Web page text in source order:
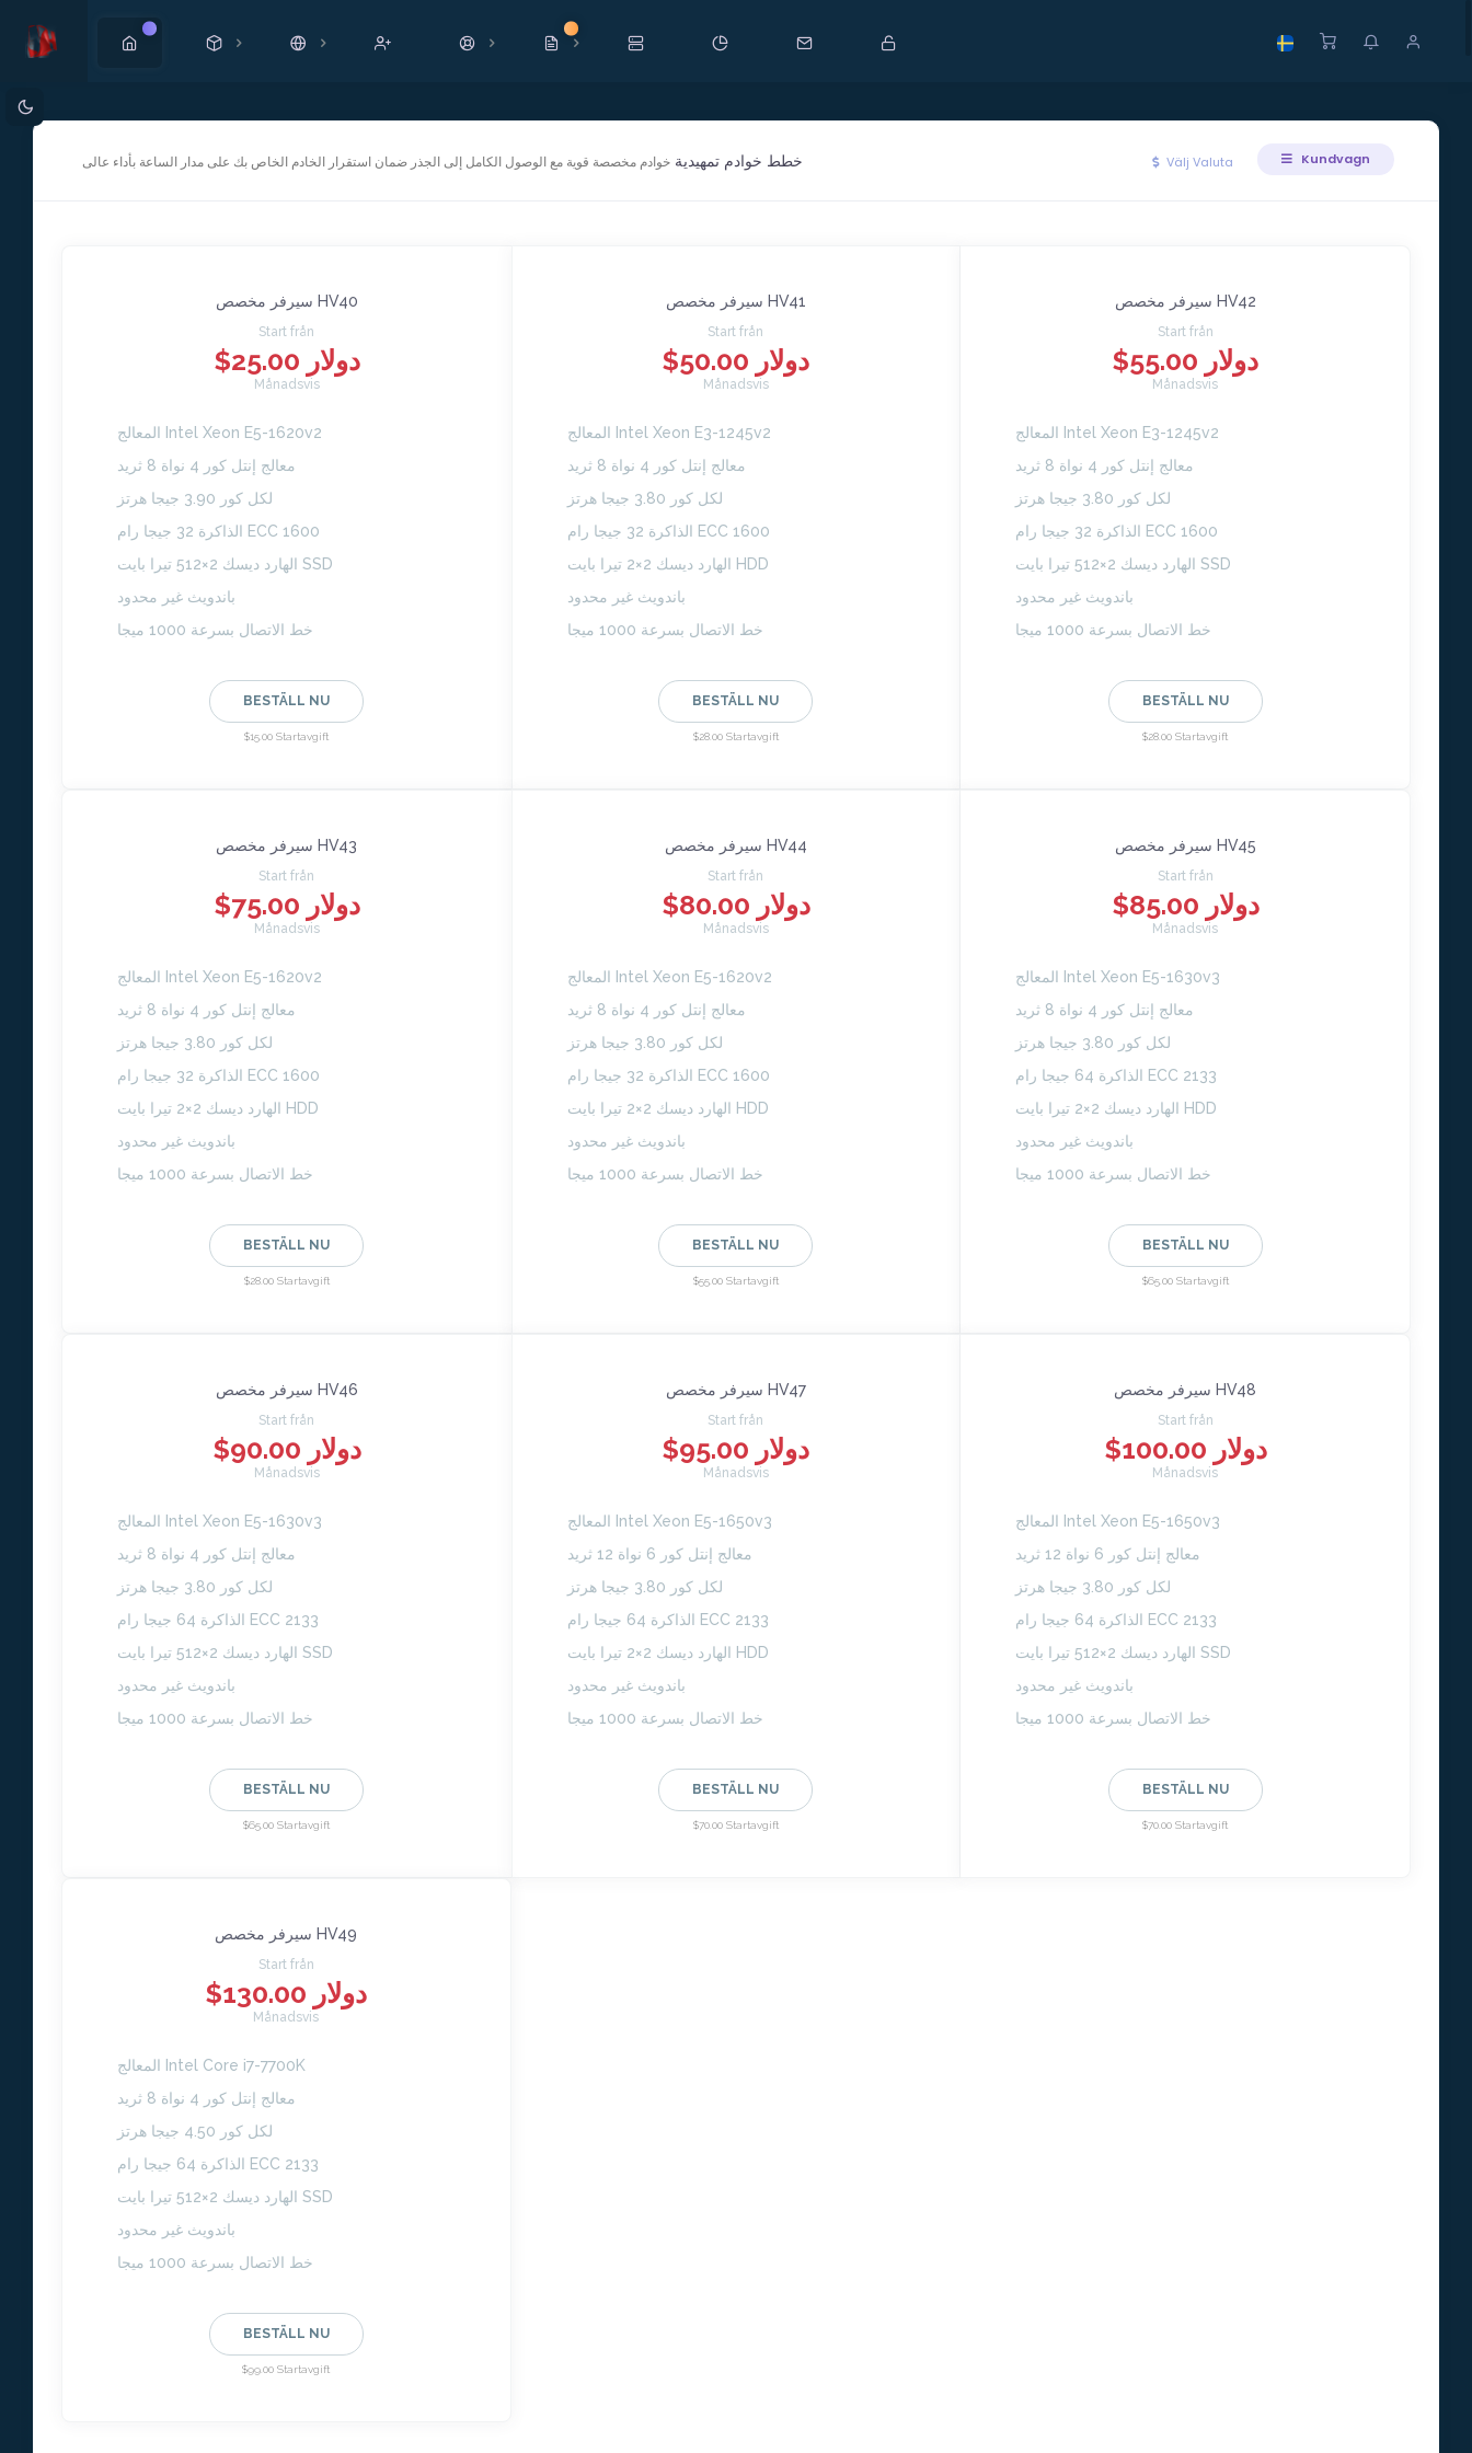
Ny Ny
خطط خوادم تمهيدية خوادم مخصصة قوية مع الوصول الكامل إلى الجذر ضمان استقرار الخادم الخاص بك على مدار الساعة بأداء عالى Välj Valuta Kundvagn
سيرفر مخصص HV40
Start från
$25.00 دولار
Månadsvis
المعالج Intel Xeon E5-1620v2
معالج إنتل كور 4 نواة 8 ثريد
لكل كور 3.90 جيجا هرتز
الذاكرة 32 جيجا رام ECC 1600
الهارد ديسك 2×512 تيرا بايت SSD
باندويث غير محدود
خط الاتصال بسرعة 1000 ميجا
BESTÄLL NU
$15.00 Startavgift
سيرفر مخصص HV41
Start från
$50.00 دولار
Månadsvis
المعالج Intel Xeon E3-1245v2
معالج إنتل كور 4 نواة 8 ثريد
لكل كور 3.80 جيجا هرتز
الذاكرة 32 جيجا رام ECC 1600
الهارد ديسك 2×2 تيرا بايت HDD
باندويث غير محدود
خط الاتصال بسرعة 1000 ميجا
BESTÄLL NU
$28.00 Startavgift
سيرفر مخصص HV42
Start från
$55.00 دولار
Månadsvis
المعالج Intel Xeon E3-1245v2
معالج إنتل كور 4 نواة 8 ثريد
لكل كور 3.80 جيجا هرتز
الذاكرة 32 جيجا رام ECC 1600
الهارد ديسك 2×512 تيرا بايت SSD
باندويث غير محدود
خط الاتصال بسرعة 1000 ميجا
BESTÄLL NU
$28.00 Startavgift
سيرفر مخصص HV43
Start från
$75.00 دولار
Månadsvis
المعالج Intel Xeon E5-1620v2
معالج إنتل كور 4 نواة 8 ثريد
لكل كور 3.80 جيجا هرتز
الذاكرة 32 جيجا رام ECC 1600
الهارد ديسك 2×2 تيرا بايت HDD
باندويث غير محدود
خط الاتصال بسرعة 1000 ميجا
BESTÄLL NU
$28.00 Startavgift
سيرفر مخصص HV44
Start från
$80.00 دولار
Månadsvis
المعالج Intel Xeon E5-1620v2
معالج إنتل كور 4 نواة 8 ثريد
لكل كور 3.80 جيجا هرتز
الذاكرة 32 جيجا رام ECC 1600
الهارد ديسك 2×2 تيرا بايت HDD
باندويث غير محدود
خط الاتصال بسرعة 1000 ميجا
BESTÄLL NU
$55.00 Startavgift
سيرفر مخصص HV45
Start från
$85.00 دولار
Månadsvis
المعالج Intel Xeon E5-1630v3
معالج إنتل كور 4 نواة 8 ثريد
لكل كور 3.80 جيجا هرتز
الذاكرة 64 جيجا رام ECC 2133
الهارد ديسك 2×2 تيرا بايت HDD
باندويث غير محدود
خط الاتصال بسرعة 1000 ميجا
BESTÄLL NU
$65.00 Startavgift
سيرفر مخصص HV46
Start från
$90.00 دولار
Månadsvis
المعالج Intel Xeon E5-1630v3
معالج إنتل كور 4 نواة 8 ثريد
لكل كور 3.80 جيجا هرتز
الذاكرة 64 جيجا رام ECC 2133
الهارد ديسك 2×512 تيرا بايت SSD
باندويث غير محدود
خط الاتصال بسرعة 1000 ميجا
BESTÄLL NU
$65.00 Startavgift
سيرفر مخصص HV47
Start från
$95.00 دولار
Månadsvis
المعالج Intel Xeon E5-1650v3
معالج إنتل كور 6 نواة 12 ثريد
لكل كور 3.80 جيجا هرتز
الذاكرة 64 جيجا رام ECC 2133
الهارد ديسك 2×2 تيرا بايت HDD
باندويث غير محدود
خط الاتصال بسرعة 1000 ميجا
BESTÄLL NU
$70.00 Startavgift
سيرفر مخصص HV48
Start från
$100.00 دولار
Månadsvis
المعالج Intel Xeon E5-1650v3
معالج إنتل كور 6 نواة 12 ثريد
لكل كور 3.80 جيجا هرتز
الذاكرة 64 جيجا رام ECC 2133
الهارد ديسك 2×512 تيرا بايت SSD
باندويث غير محدود
خط الاتصال بسرعة 1000 ميجا
BESTÄLL NU
$70.00 Startavgift
سيرفر مخصص HV49
Start från
$130.00 دولار
Månadsvis
المعالج Intel Core i7-7700K
معالج إنتل كور 4 نواة 8 ثريد
لكل كور 4.50 جيجا هرتز
الذاكرة 64 جيجا رام ECC 2133
الهارد ديسك 2×512 تيرا بايت SSD
باندويث غير محدود
خط الاتصال بسرعة 1000 ميجا
BESTÄLL NU
$99.00 Startavgift